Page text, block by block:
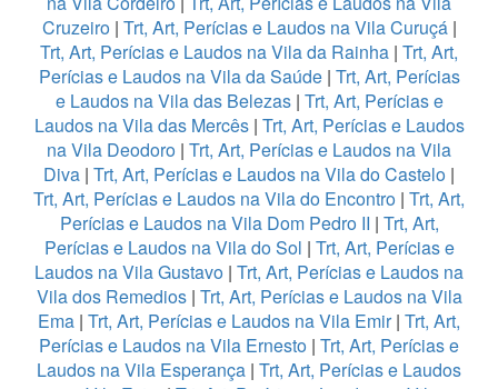
Cruzeiro | Trt, Art, Perícias e Laudos na Vila Curuçá |
Trt, Art, Perícias e Laudos na Vila da Rainha | Trt, Art,
Perícias e Laudos na Vila da Saúde| Trt, Art, Perícias
e Laudos na Vila das Belezas| Trt, Art, Perícias e
Laudos na Vila das Mercês| Trt, Art, Perícias e Laudos
na Vila Deodoro | Trt, Art, Perícias e Laudos na Vila
Diva | Trt, Art, Perícias e Laudos na Vila do Castelo |
Trt, Art, Perícias e Laudos na Vila do Encontro | Trt, Art,
Perícias e Laudos na Vila Dom Pedro II | Trt, Art,
Perícias e Laudos na Vila do Sol | Trt, Art, Perícias e
Laudos na Vila Gustavo | Trt, Art, Perícias e Laudos na
Vila dos Remedios| Trt, Art, Perícias e Laudos na Vila
Ema | Trt, Art, Perícias e Laudos na Vila Emir| Trt, Art,
Perícias e Laudos na Vila Ernesto | Trt, Art, Perícias e
Laudos na Vila Esperança | Trt, Art, Perícias e Laudos